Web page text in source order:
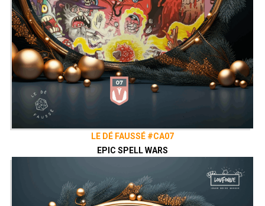
LE DÉ FAUSSÉ #CA07
EPIC SPELL WARS